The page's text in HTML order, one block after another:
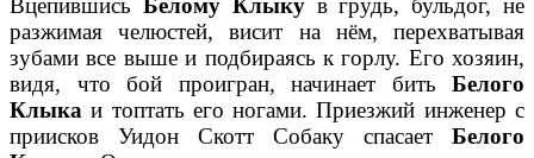
Вцепившись Белому Клыкув грудь, бульдог, не
разжимая челюстей, висит на нём, перехватывая
зубами все выше и подбираясь к горлу. Его хозяин,
видя, что бой проигран, начинает бить Белого
Клыка и топтать его ногами. Приезжий инженер с
приисков Уидон Скотт Собаку спасает Белого